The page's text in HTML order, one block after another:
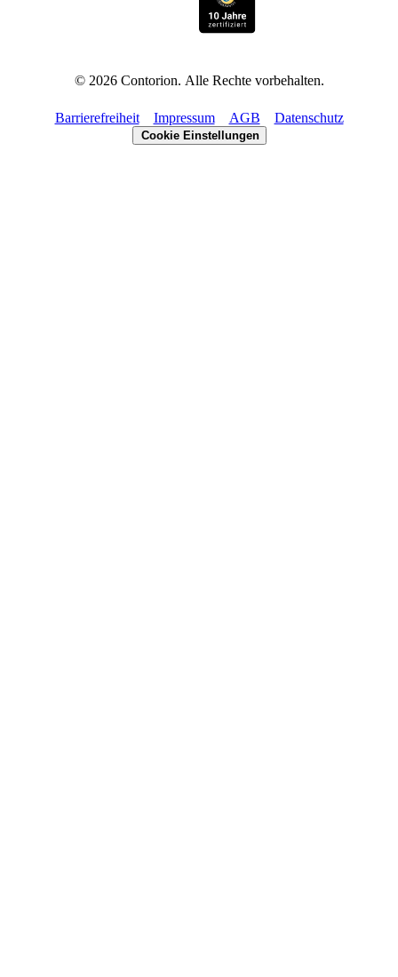
© 2026Contorion. Alle Rechte vorbehalten.
Barrierefreiheit Impressum AGB Datenschutz
Cookie Einstellungen